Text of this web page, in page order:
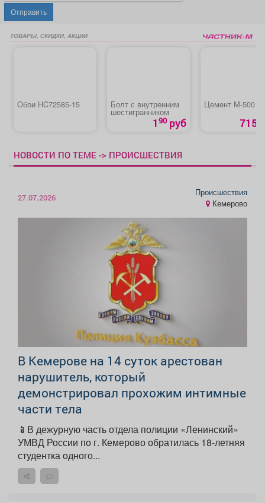
Отправить
ТОВАРЫ, СКИДКИ, АКЦИИ
Обои HC72585-15 Болт с внутренним
шестигранником
190 руб
Цемент М-500
715
НОВОСТИ ПО ТЕМЕ -> ПРОИСШЕСТВИЯ
27.07.2026
Происшествия
Кемерово
В Кемерове на 14 суток арестован
нарушитель, который
демонстрировал прохожим интимные
части тела
📱В дежурную часть отдела полиции «Ленинский»
УМВД России по г. Кемерово обратилась 18-летняя
студентка одного...